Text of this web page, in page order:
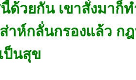
ด้วยกัน เขาสั่งมา
าห์กลั่นกรองแล้ว ก
ป็นสุข